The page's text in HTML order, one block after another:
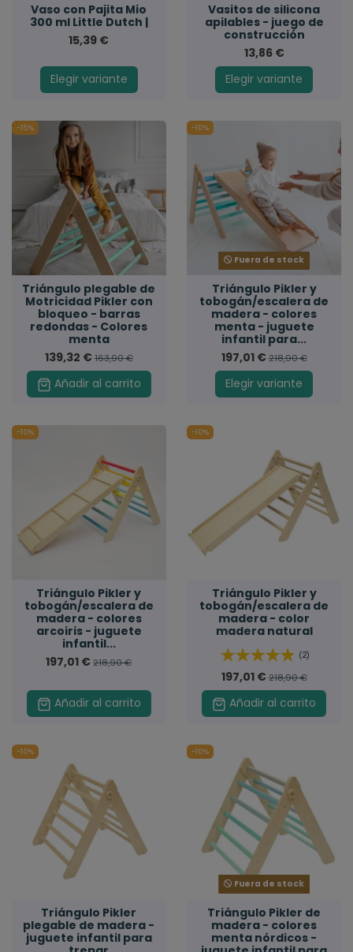
Vaso con Pajita Mio
300 ml Little Dutch |
15,39 €
Elegir variante
Vasitos de silicona
apilables - juego de
construcción
13,86 €
Elegir variante
-15%
Triángulo plegable de
Motricidad Pikler con
bloqueo - barras
redondas - Colores
menta
139,32 € 163,90 €
Añadir al carrito
-10%
Fuera de stock
Triángulo Pikler y
tobogán/escalera de
madera - colores
menta - juguete
infantil para...
197,01 €218,90 €
Elegir variante
-10%
Triángulo Pikler y
tobogán/escalera de
madera - colores
arcoiris - juguete
infantil...
197,01 €218,90 €
Añadir al carrito
-10%
Triángulo Pikler y
tobogán/escalera de
madera - color
madera natural
(2)
197,01 €218,90 €
Añadir al carrito
-10%
Triángulo Pikler
plegable de madera -
juguete infantil para
-10%
Fuera de stock
Triángulo Pikler de
madera - colores
menta nórdicos -